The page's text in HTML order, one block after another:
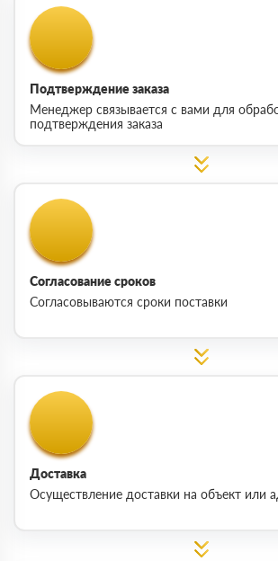
Подтверждение заказа
Менеджер связывается с вами для
подтверждения заказа
Согласование сроков
Согласовываются сроки поставки
Доставка
Осуществление доставки на объект или